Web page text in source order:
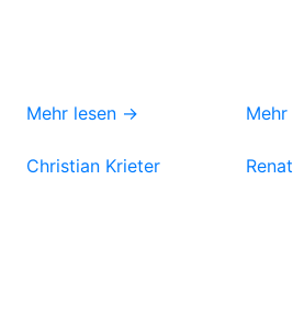
Mehr lesen →
Christian Krieter